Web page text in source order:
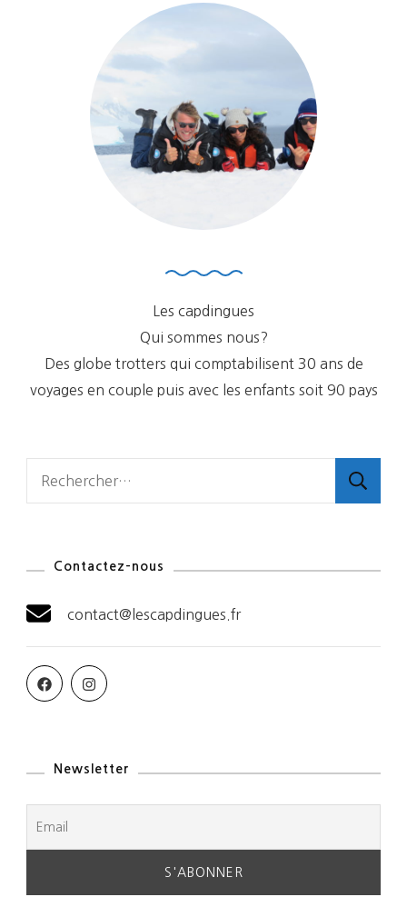
Les capdingues
Qui sommes nous?
Des globe trotters qui comptabilisent 30 ans de
voyages en couple puis avec les enfants soit 90 pays
Contactez-nous
contact@lescapdingues.fr
Newsletter